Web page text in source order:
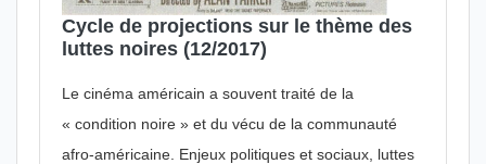
Cycle de projections sur le thème des
luttes noires (12/2017)
Le cinéma américain a souvent traité de la
« condition noire » et du vécu de la communauté
afro-américaine. Enjeux politiques et sociaux, luttes